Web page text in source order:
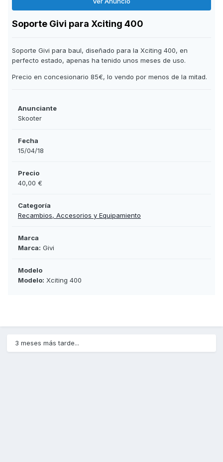
Soporte Givi para Xciting 400
Soporte Givi para baul, diseñado para la Xciting 400, en
perfecto estado, apenas ha tenido unos meses de uso.
Precio en concesionario 85€, lo vendo por menos de la mitad.
Anunciante
Skooter
Fecha
15/04/18
Precio
40,00 €
Categoría
Recambios, Accesorios y Equipamiento
Marca
Marca: Givi
Modelo
Modelo: Xciting 400
3 meses más tarde...